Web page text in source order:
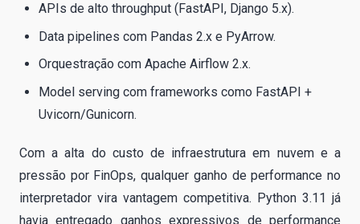
APIs de alto throughput (FastAPI, Django 5.x).
Data pipelines com Pandas 2.x e PyArrow.
Orquestração com Apache Airflow 2.x.
Model serving com frameworks como FastAPI +
Uvicorn/Gunicorn.
Com a alta do custo de infraestrutura em nuvem e a
pressão por FinOps, qualquer ganho de performance no
interpretador vira vantagem competitiva. Python 3.11 já
havia entregado ganhos expressivos de performance